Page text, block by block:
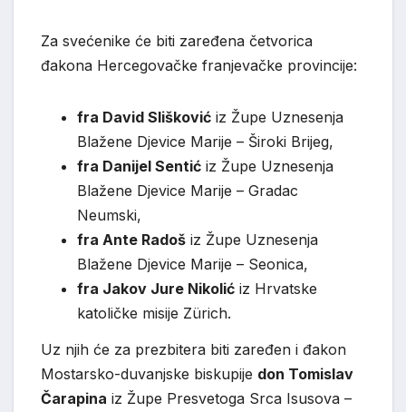
Za svećenike će biti zaređena četvorica
đakona Hercegovačke franjevačke provincije:
fra David Slišković iz Župe Uznesenja
Blažene Djevice Marije – Široki Brijeg,
fra Danijel Sentić iz Župe Uznesenja
Blažene Djevice Marije – Gradac
Neumski,
fra Ante Radoš iz Župe Uznesenja
Blažene Djevice Marije – Seonica,
fra Jakov Jure Nikolić iz Hrvatske
katoličke misije Zürich.
Uz njih će za prezbitera biti zaređen i đakon
Mostarsko-duvanjske biskupije don Tomislav
Čarapina iz Župe Presvetoga Srca Isusova –